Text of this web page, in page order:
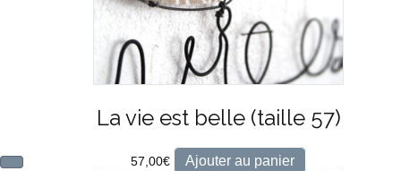
La vie est belle (taille 57)
57,00€ Ajouter au panier